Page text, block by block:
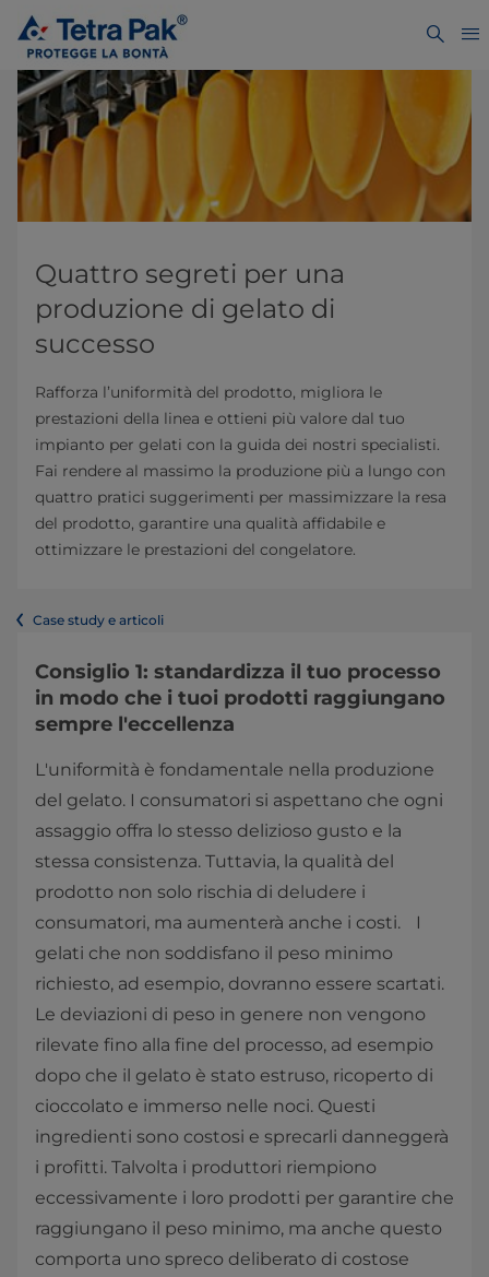
Quattro segreti per una
produzione di gelato di
successo
Rafforza l’uniformità del prodotto, migliora le
prestazioni della linea e ottieni più valore dal tuo
impianto per gelati con la guida dei nostri specialisti.
Fai rendere al massimo la produzione più a lungo con
quattro pratici suggerimenti per massimizzare la resa
del prodotto, garantire una qualità affidabile e
ottimizzare le prestazioni del congelatore.
Case study e articoli
Consiglio 1: standardizza il tuo processo
in modo che i tuoi prodotti raggiungano
sempre l'eccellenza
L'uniformità è fondamentale nella produzione
del gelato. I consumatori si aspettano che ogni
assaggio offra lo stesso delizioso gusto e la
stessa consistenza. Tuttavia, la qualità del
prodotto non solo rischia di deludere i
consumatori, ma aumenterà anche i costi. I
gelati che non soddisfano il peso minimo
richiesto, ad esempio, dovranno essere scartati.
Le deviazioni di peso in genere non vengono
rilevate fino alla fine del processo, ad esempio
dopo che il gelato è stato estruso, ricoperto di
cioccolato e immerso nelle noci. Questi
ingredienti sono costosi e sprecarli danneggerà
i profitti. Talvolta i produttori riempiono
eccessivamente i loro prodotti per garantire che
raggiungano il peso minimo, ma anche questo
comporta uno spreco deliberato di costose